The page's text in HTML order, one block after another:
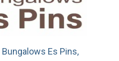
Bungalows Es Pins,